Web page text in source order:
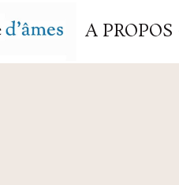
A PROPOS